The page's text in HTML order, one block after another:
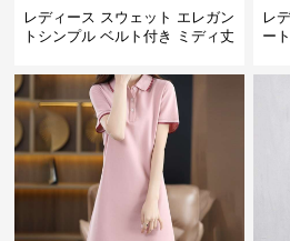
レディース スウェット エレガン
トシンプル ベルト付き ミディ丈
レ
ー